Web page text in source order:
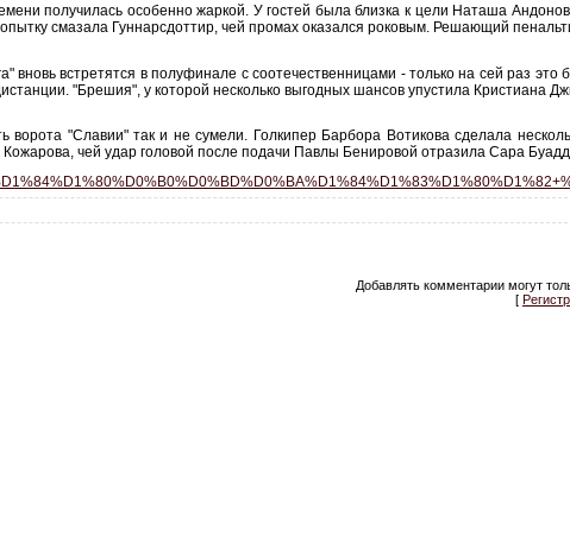
получилась особенно жаркой. У гостей была близка к цели Наташа
смазала Гуннарсдоттир, чей промах оказался роковым. Решающий
вновь встретятся в полуфинале с соотечественницами - только на сей
"Брешия", у которой несколько выгодных шансов упустила
"Славии" так и не сумели. Голкипер Барбора Вотикова сделала
чей удар головой после подачи Павлы Бенировой отразила Сара
Добавлять комментарии могут
[